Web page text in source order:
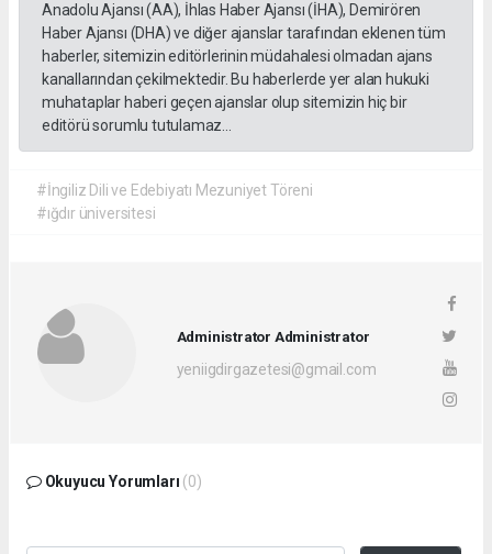
Anadolu Ajansı (AA), İhlas Haber Ajansı (İHA), Demirören
Haber Ajansı (DHA) ve diğer ajanslar tarafından eklenen tüm
haberler, sitemizin editörlerinin müdahalesi olmadan ajans
kanallarından çekilmektedir. Bu haberlerde yer alan hukuki
muhataplar haberi geçen ajanslar olup sitemizin hiç bir
editörü sorumlu tutulamaz...
#İngiliz Dili ve Edebiyatı Mezuniyet Töreni
#ığdır üniversitesi
Administrator Administrator
yeniigdirgazetesi@gmail.com
Okuyucu Yorumları (0)